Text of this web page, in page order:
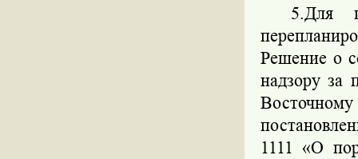
5.Для
Решение о
надзору за
Восточному
1111 «О